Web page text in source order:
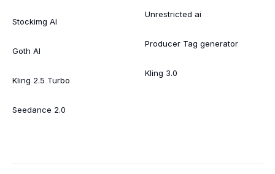
Stockimg AI
Goth AI
Kling 2.5 Turbo
Seedance 2.0
Unrestricted ai
Producer Tag generator
Kling 3.0